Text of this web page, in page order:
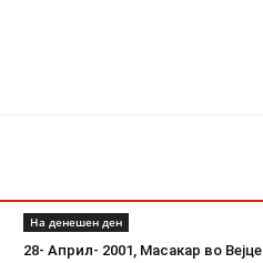
На денешен ден
28- Април- 2001, Масакар во Вејце